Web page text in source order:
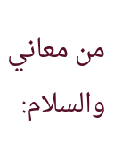
من معاني
والسلام: